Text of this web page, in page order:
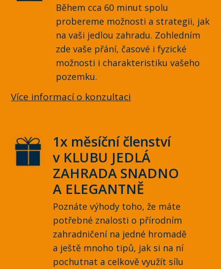
Během cca 60 minut spolu
probereme možnosti a strategii, jak
na vaši jedlou zahradu. Zohledním
zde vaše přání, časové i fyzické
možnosti i charakteristiku vašeho
pozemku.
Více informací o konzultaci
1x měsíční členství
v KLUBU JEDLÁ
ZAHRADA SNADNO
A ELEGANTNĚ
Poznáte výhody toho, že máte
potřebné znalosti o přírodním
zahradničení na jedné hromadě
a ještě mnoho tipů, jak si na ní
pochutnat a celkově využít sílu